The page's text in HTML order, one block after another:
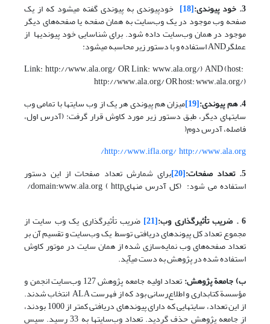
3. خود پیوندی:
[18] خودپیوندی به پیوندی گفته می­شود که از یک
صفحه وب موجود در یک وب‌سایت به همان صفحه یا صفحه‌های دیگر
موجود در همان وب‌سایت داده شود. برای شناسایی خود پیوندیها از
عملگرAND استفاده و با دستور زیر محاسبه می­شود:
Link: http://www.ala.org/ OR Link: www.ala.org/) AND (host:
http://www.ala.org/ OR host: www.ala.org/)
4. هم پیوندی:
[19] میزان هم پیوندی هر یک از وب سایتها با تمامی وب
سایتهای دیگر، طبق دستور زیر مورد کاوش قرار گرفت: (آدرس اول،
فاصله، آدرس دوم(
http://www.ifla.org/http://www.ala.org/
5. تعداد صفحات:
[20] برای شمارش تعداد صفحات از این دستور
استفاده می شود: (کل آدرس منهایhttp ) domain:www.ala.org/
6 . ضریب تأثیرگذاری وب: [21] ضریب تأثیرگذاری یک وب سایت از
مجموع تعداد کل پیوندهای دریافتی توسط یک وب‌سایت و تقسیم آن بر
تعداد صفحه‌های وب نمایه‌سازی شده از همان سایت در موتور کاوش
استفاده شده در پژوهش به دست می­آید.
ب) جامعة پژوهش:
تعداد اولیه جامعه پژوهش 127 وب‌سایت انجمن و
مؤسسة کتابداری و اطلاع‌رسانی بود که از فهرست ALA انتخاب شدند.
از این تعداد، سایتهایی که دارای پیوندهای دریافتی کمتر از 1000 بودند،
از جامعه پژوهش حذف گردید. تعداد وب‌سایتها به 33 رسید. سپس